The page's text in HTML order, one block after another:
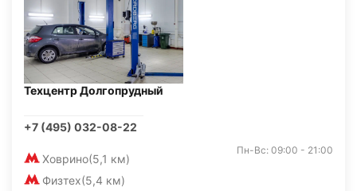
Техцентр Долгопрудный
+7 (495) 032-08-22
Ховрино(5,1 км)
Физтех(5,4 км)
Пн-Вс: 09:00 - 21:00